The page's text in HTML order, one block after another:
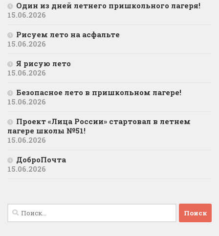
Один из дней летнего пришкольного лагеря!
15.06.2026
Рисуем лето на асфальте
15.06.2026
Я рисую лето
15.06.2026
Безопасное лето в пришкольном лагере!
15.06.2026
Проект «Лица России» стартовал в летнем
лагере школы №51!
15.06.2026
ДоброПочта
15.06.2026
Найти: